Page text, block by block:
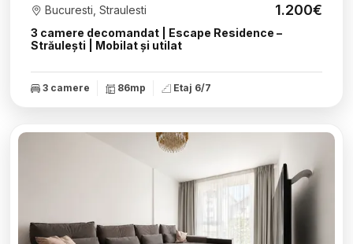
3 camere decomandat | Escape Residence –
Străulești | Mobilat și utilat
Bucuresti, Straulesti 1.200€
3 camere 86mp Etaj 6/7